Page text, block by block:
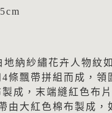
納紗繡花卉人物紋
條飄帶拼組而成，領
成，末端縫紅色布
由大紅色棉布製成，